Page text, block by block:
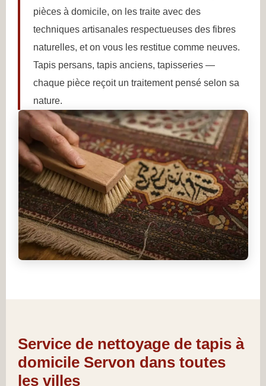
pièces à domicile, on les traite avec des
techniques artisanales respectueuses des fibres
naturelles, et on vous les restitue comme neuves.
Tapis persans, tapis anciens, tapisseries —
chaque pièce reçoit un traitement pensé selon sa
nature.
Service de nettoyage de tapis à
domicile Servon dans toutes
les villes